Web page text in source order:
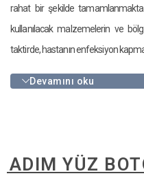
rahat bir şekilde
kullanılacak malzemelerin ve
taktirde, hastanın enfeksiyon
Devamını oku